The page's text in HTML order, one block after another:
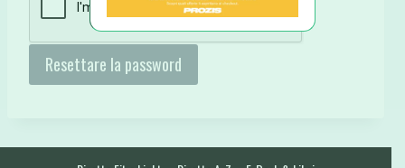
i
Resettare la password